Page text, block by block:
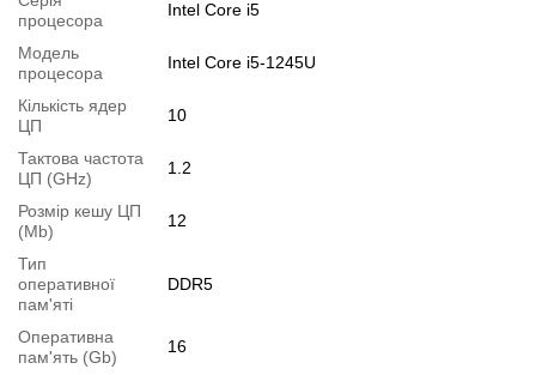
Комплектація:
ноутбук, зарядний пристрій
Додатково:
Операційна система: замовити встановлення
1.Збільшення об'єму RAM
2.Збільшення розміру HDD
Ви можете розширити строк гарантії на
Можлива також комплектація
Для цього додайте в корзину відповідну позицію з розділу
"Аксесуари" разом з основним товаром.
процесора
Intel Core i5
Модель
процесора
Intel Core i5-1245U
Кількість ядер
ЦП
10
Тактова частота
ЦП (GHz)
1.2
Розмір кешу ЦП
(Mb)
12
Тип
оперативної
пам'яті
DDR5
Оперативна
пам'ять (Gb)
16